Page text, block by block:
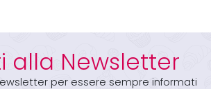
alla Newsletter
per essere sempre informati